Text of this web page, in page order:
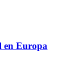
en Europa